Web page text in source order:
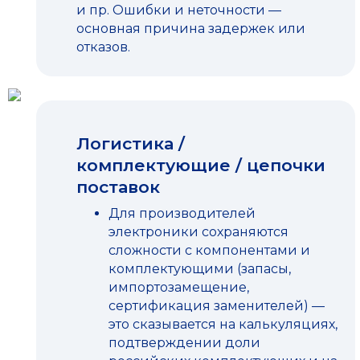
и пр. Ошибки и неточности —
основная причина задержек или
отказов.
Логистика /
комплектующие / цепочки
поставок
Для производителей
электроники сохраняются
сложности с компонентами и
комплектующими (запасы,
импортозамещение,
сертификация заменителей) —
это сказывается на калькуляциях,
подтверждении доли